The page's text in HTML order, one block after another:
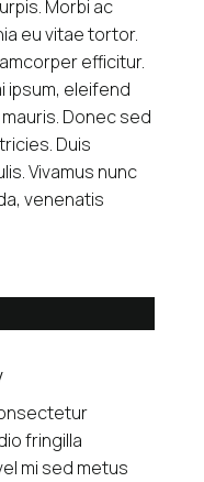
Morbi ac
eu vitae tortor.
efficitur.
ipsum, eleifend
Donec sed
Duis
Vivamus nunc
venenatis
fringilla
mi sed metus